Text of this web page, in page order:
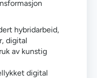
hybridarbeid,
digital
av kunstig
digital